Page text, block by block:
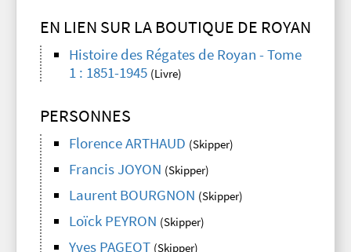
EN LIEN SUR LA BOUTIQUE DE ROYAN
Histoire des Régates de Royan - Tome
1 : 1851-1945 (Livre)
PERSONNES
Florence ARTHAUD (Skipper)
Francis JOYON (Skipper)
Laurent BOURGNON (Skipper)
Loïck PEYRON (Skipper)
Yves PAGEOT (Skipper)